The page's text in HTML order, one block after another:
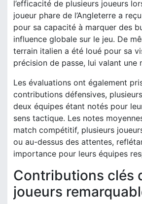
l’efficacité de plusieurs joueurs
joueur phare de l’Angleterre a
pour sa capacité à marquer des
influence globale sur le jeu. De
terrain italien a été loué pour sa
précision de passe, lui valant une
Les évaluations ont également
contributions défensives,
deux équipes étant notés pour
sens tactique. Les notes
match compétitif, plusieurs
ou au-dessus des attentes,
importance pour leurs équipes
Contributions clés
joueurs